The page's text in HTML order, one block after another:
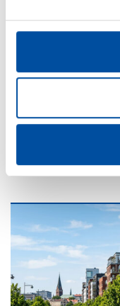
Så blir liten
intresse